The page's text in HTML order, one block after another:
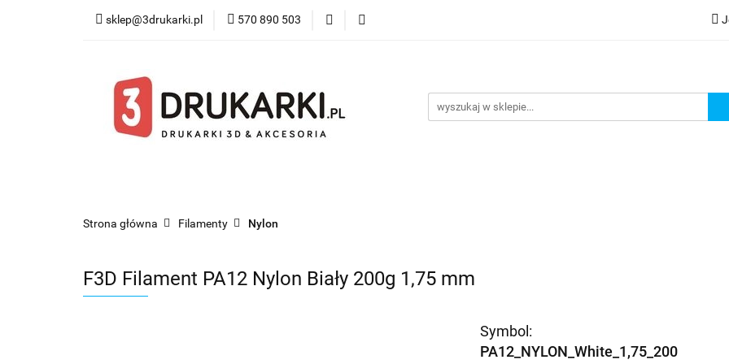
sklep@3drukarki.pl 570 890 503
Blog Bestsellery
Strona główna Filamenty Nylon
F3D Filament PA12 Nylon Biały 200g 1,75 mm
Symbol:
PA12_NYLON_White_1,75_200